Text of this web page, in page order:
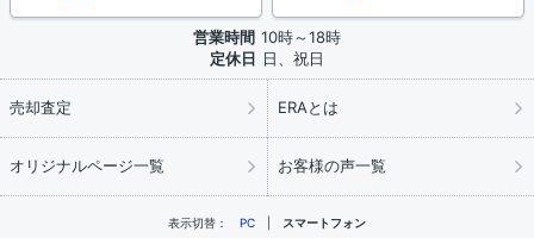
営業時間 10時～18時
定休日 日、祝日
売却査定 ERAとは
オリジナルページ一覧 お客様の声一覧
表示切替： PC スマートフォン